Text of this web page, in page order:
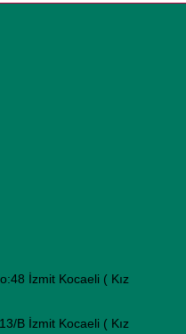
İzmit Kocaeli ( Kız
B İzmit Kocaeli ( Kız